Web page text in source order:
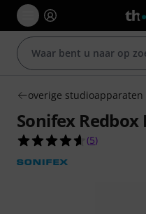
overige studioapparaten
Sonifex Redbox
4.6 van de
(5)